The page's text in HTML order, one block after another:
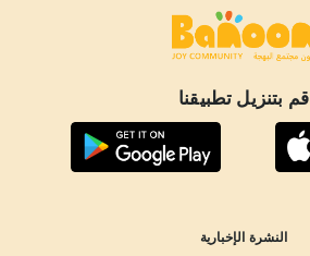
قم بتنزيل تطبيقنا
النشرة الإخبارية